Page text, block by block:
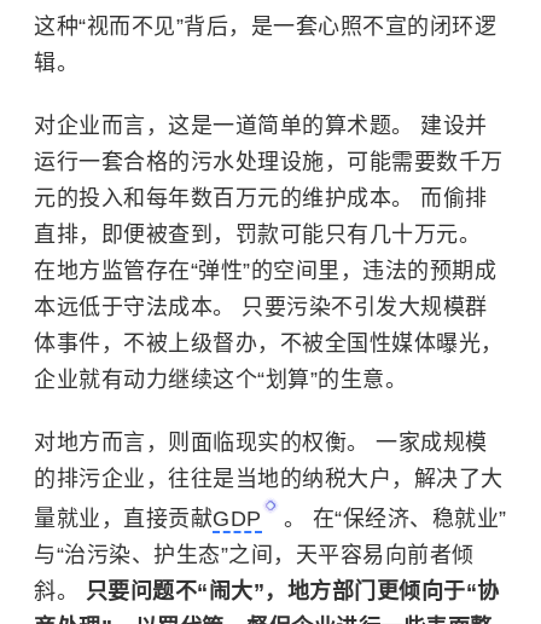
这种“视而不见”背后，是一套心照不宣的闭环逻
辑。
对企业而言，这是一道简单的算术题。 建设并
运行一套合格的污水处理设施，可能需要数千万
元的投入和每年数百万元的维护成本。 而偷排
直排，即便被查到，罚款可能只有几十万元。
在地方监管存在“弹性”的空间里，违法的预期成
本远低于守法成本。 只要污染不引发大规模群
体事件，不被上级督办，不被全国性媒体曝光，
企业就有动力继续这个“划算”的生意。
对地方而言，则面临现实的权衡。 一家成规模
的排污企业，往往是当地的纳税大户，解决了大
量就业，直接贡献GDP
。 在“保经济、稳就业”
与“治污染、护生态”之间，天平容易向前者倾
斜。 只要问题不“闹大”，地方部门更倾向于“协